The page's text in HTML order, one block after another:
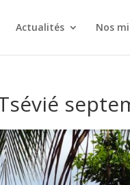
Actualités Nos